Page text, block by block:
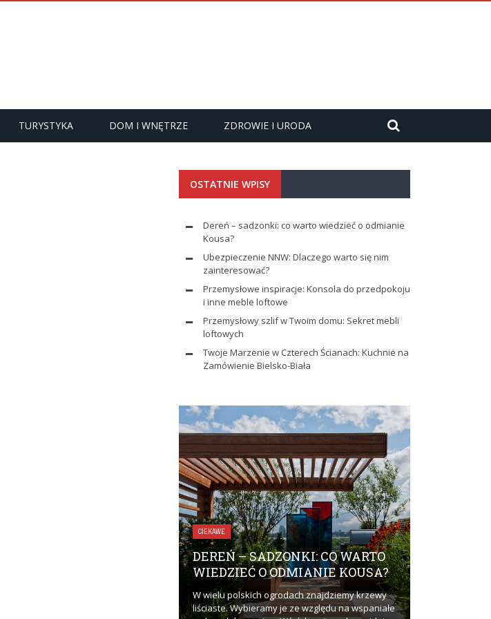
TURYSTYKA DOM I WNĘTRZE ZDROWIE I URODA
OSTATNIE WPISY
Dereń – sadzonki: co warto wiedzieć o odmianie
Kousa?
Ubezpieczenie NNW: Dlaczego warto się nim
zainteresować?
Przemysłowe inspiracje: Konsola do przedpokoju
i inne meble loftowe
Przemysłowy szlif w Twoim domu: Sekret mebli
loftowych
Twoje Marzenie w Czterech Ścianach: Kuchnie na
Zamówienie Bielsko-Biała
CIEKAWE
DEREŃ – SADZONKI: CO WARTO
WIEDZIEĆ O ODMIANIE KOUSA?
W wielu polskich ogrodach znajdziemy krzewy
liściaste. Wybieramy je ze względu na wspaniałe